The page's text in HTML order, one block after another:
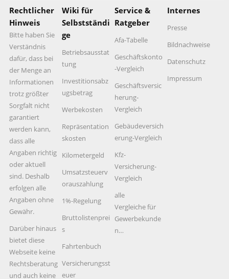
Rechtlicher
Hinweis
Bitte haben Sie
Verständnis
dafür, dass bei
der Menge an
Informationen
trotz größter
Sorgfalt nicht
garantiert
werden kann,
dass alle
Angaben richtig
oder aktuell
sind. Deshalb
erfolgen alle
Angaben ohne
Gewähr.
Darüber hinaus
bietet diese
Webseite keine
Rechtsberatung
und auch keine
Wiki für
Selbstständi
ge
Betriebsausstat
tung
Investitionsabz
ugsbetrag
Werbekosten
Repräsentation
skosten
Kilometergeld
Umsatzsteuerv
orauszahlung
1%-Regelung
Bruttolistenprei
s
Fahrtenbuch
Versicherungsst
euer
Service &
Ratgeber
Afa-Tabelle
Geschäftskonto
-Vergleich
Geschäftsversic
herung-
Vergleich
Gebäudeversich
erung-Vergleich
Kfz-
Versicherung-
Vergleich
alle
Vergleiche für
Gewerbekunde
n…
Internes
Presse
Bildnachweise
Datenschutz
Impressum